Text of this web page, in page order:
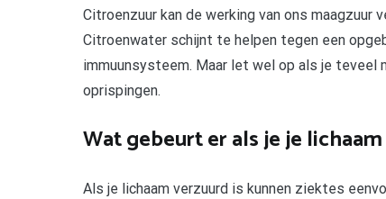
Citroenzuur kan de werking van ons
Citroenwater schijnt te helpen tegen een
immuunsysteem. Maar let wel op als je teveel
oprispingen.
Wat gebeurt er als je je
Als je lichaam verzuurd is kunnen ziektes